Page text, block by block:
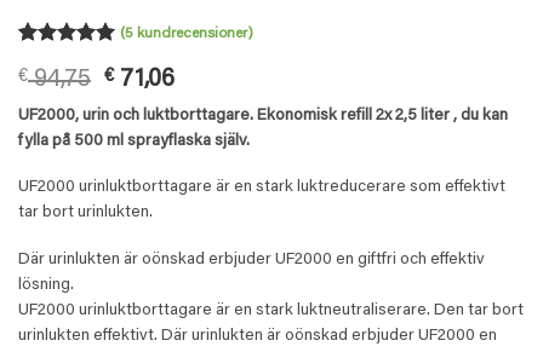
av 5
kundrecensioner
(5kundrecensioner)
€94,75 Det
ursprungliga
priset
var:
€ 94,75.
€71,06Det
nuvarande
priset
är:
€ 71,06.
UF2000, urin och luktborttagare. Ekonomisk refill 2x 2,5 liter , du kan
fylla på 500 ml sprayflaska själv.
UF2000 urinluktborttagare är en stark luktreducerare som effektivt
tar bort urinlukten.
Där urinlukten är oönskad erbjuder UF2000 en giftfri och effektiv
lösning.
UF2000 urinluktborttagare är en stark luktneutraliserare. Den tar bort
urinlukten effektivt. Där urinlukten är oönskad erbjuder UF2000 en